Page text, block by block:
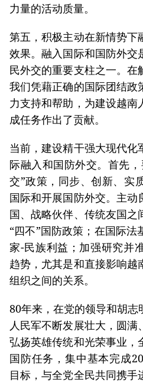
力量的活动质量。
第五，积极主动在新情势下
效果。融入国际和国防外交
民外交的重要支柱之一。在
我们凭藉正确的国际团结政
力支持和帮助，为建设越
成任务作出了贡献。
当前，建设精干强大现代化
际融入和国防外交。首先
交”政策，同步、创新、实
国际和开展国防外交。主动
国、战略伙伴、传统友国之
“四不”国防政策；在国际
家-民族利益；加强研究并
趋势，尤其是和直接影响越
组织之间的关系。
80年来，在党的领导和胡
人民军不断发展壮大，圆满
弘扬英雄传统和光荣事业，
国防任务，集中基本完成
目标，与全党全民共同携